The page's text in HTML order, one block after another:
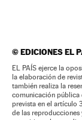
©EDICIONES EL
EL PAÍS ejerce la
la elaboración de
también realiza la
comunicación pública
prevista en el artículo
de las reproducciones